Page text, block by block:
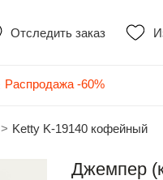
Отследить заказ
Распродажа -60%
> Ketty K-19140 кофейный
Джемпер